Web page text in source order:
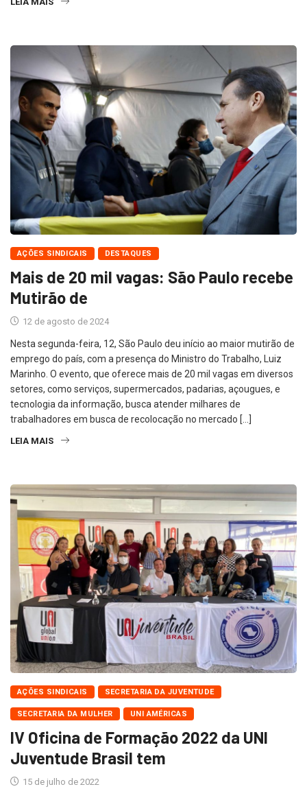
AÇÕES SINDICAIS DESTAQUES
Mais de 20 mil vagas: São Paulo recebe
Mutirão de
12 de agosto de 2024
Nesta segunda-feira, 12, São Paulo deu início ao maior mutirão de
emprego do país, com a presença do Ministro do Trabalho, Luiz
Marinho. O evento, que oferece mais de 20 mil vagas em diversos
setores, como serviços, supermercados, padarias, açougues, e
tecnologia da informação, busca atender milhares de
trabalhadores em busca de recolocação no mercado […]
LEIA MAIS
AÇÕES SINDICAIS SECRETARIA DA JUVENTUDE
SECRETARIA DA MULHER UNI AMÉRICAS
IV Oficina de Formação 2022 da UNI
Juventude Brasil tem
15 de julho de 2022